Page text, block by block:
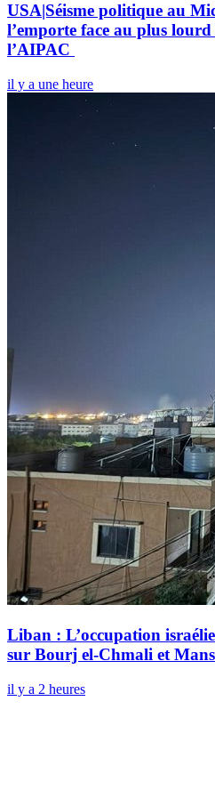
USA|Séisme politique au
l’emporte face au plus lourd
l’AIPAC
il y a une heure
Liban : L’occupation
sur Bourj el-Chmali et
il y a 2 heures